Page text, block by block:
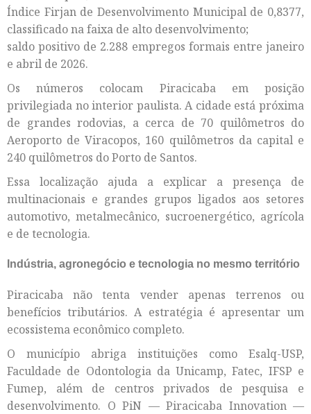
Índice Firjan de Desenvolvimento Municipal de 0,8377,
classificado na faixa de alto desenvolvimento;
saldo positivo de 2.288 empregos formais entre janeiro
e abril de 2026.
Os números colocam Piracicaba em posição
privilegiada no interior paulista. A cidade está próxima
de grandes rodovias, a cerca de 70 quilômetros do
Aeroporto de Viracopos, 160 quilômetros da capital e
240 quilômetros do Porto de Santos.
Essa localização ajuda a explicar a presença de
multinacionais e grandes grupos ligados aos setores
automotivo, metalmecânico, sucroenergético, agrícola
e de tecnologia.
Indústria, agronegócio e tecnologia no mesmo território
Piracicaba não tenta vender apenas terrenos ou
benefícios tributários. A estratégia é apresentar um
ecossistema econômico completo.
O município abriga instituições como Esalq-USP,
Faculdade de Odontologia da Unicamp, Fatec, IFSP e
Fumep, além de centros privados de pesquisa e
desenvolvimento. O PiN — Piracicaba Innovation —